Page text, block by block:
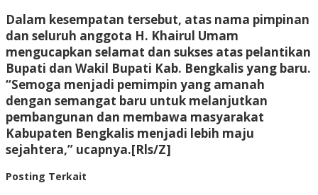
Dalam kesempatan tersebut, atas nama pimpinan
dan seluruh anggota H. Khairul Umam
mengucapkan selamat dan sukses atas pelantikan
Bupati dan Wakil Bupati Kab. Bengkalis yang baru.
“Semoga menjadi pemimpin yang amanah
dengan semangat baru untuk melanjutkan
pembangunan dan membawa masyarakat
Kabupaten Bengkalis menjadi lebih maju
sejahtera,” ucapnya.[Rls/Z]
Posting Terkait